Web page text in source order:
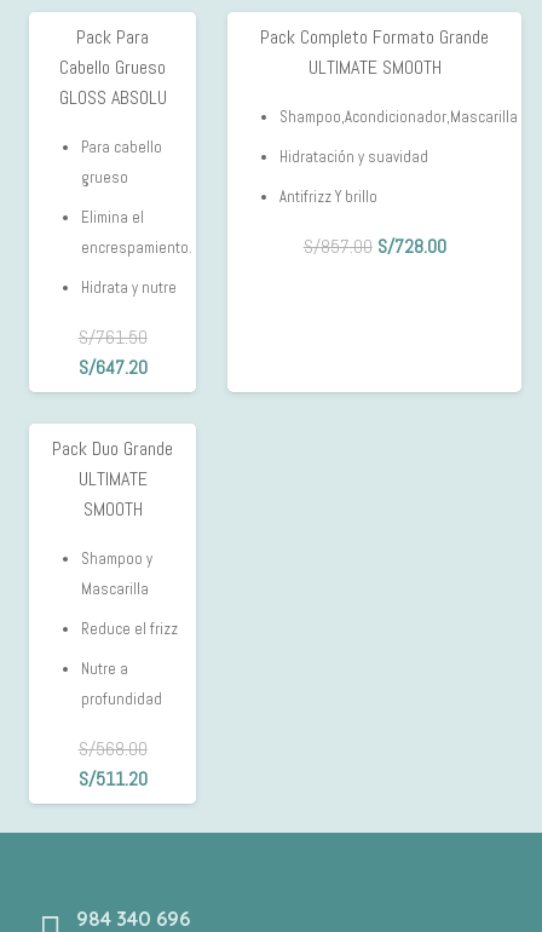
original
era:
S/280.00.
actual
es:
S/199.00.
OFF
15%
Pack Para
Cabello Grueso
GLOSS ABSOLU
Para cabello
grueso
Elimina el
encrespamiento.
Hidrata y nutre
S/761.50
El
precio
original
era:
S/761.50.
S/647.20El
precio
actual
es:
S/647.20.
15%
Pack Completo Formato Grande
ULTIMATE SMOOTH
Shampoo,Acondicionador,Mascarilla
Hidratación y suavidad
Antifrizz Y brillo
S/857.00 El
S/728.00El
OFF
10%
Pack Duo Grande
ULTIMATE
SMOOTH
Shampoo y
Mascarilla
Reduce el frizz
Nutre a
profundidad
S/568.00
El
precio
original
S/511.20El
precio
actual
984 340 696